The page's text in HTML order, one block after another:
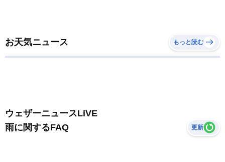
お天気ニュース もっと読む
ウェザーニュースLiVE
雨に関するFAQ
更新